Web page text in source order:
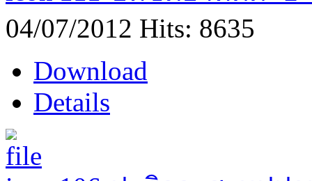
04/07/2012 Hits: 8635
Download
Details